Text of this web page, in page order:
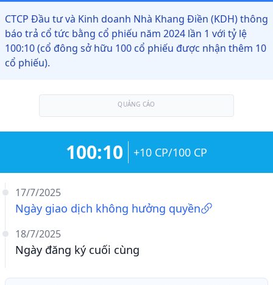
CTCP Đầu tư và Kinh doanh Nhà Khang Điền (KDH) thông
báo trả cổ tức bằng cổ phiếu năm 2024 lần 1 với tỷ lệ
100:10 (cổ đông sở hữu 100 cổ phiếu được nhận thêm 10
cổ phiếu).
QUẢNG CÁO
17/7/2025
Ngày giao dịch không hưởng quyền
18/7/2025
Ngày đăng ký cuối cùng
100:10 +10 CP/100 CP